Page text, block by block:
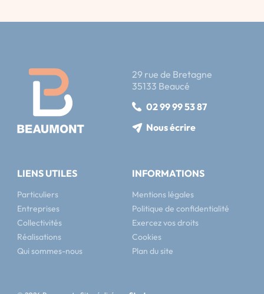
29 rue de Bretagne
35133 Beaucé
02 99 99 53 87
Nous écrire
LIENS UTILES
Particuliers
Entreprises
Collectivités
Réalisations
Qui sommes-nous
INFORMATIONS
Mentions légales
Politique de confidentialité
Exercez vos droits
Cookies
Plan du site